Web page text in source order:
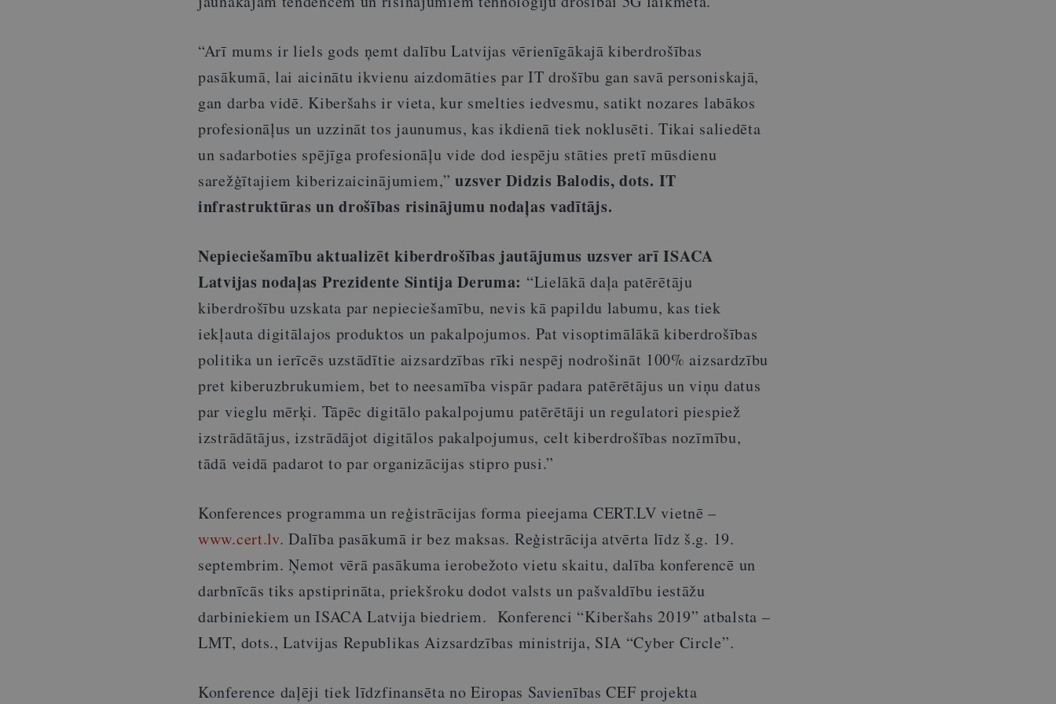
“Arī mums ir liels gods ņemt dalību Latvijas vērienīgākajā kiberdrošības
pasākumā, lai aicinātu ikvienu aizdomāties par IT drošību gan savā personiskajā,
gan darba vidē. Kiberšahs ir vieta, kur smelties iedvesmu, satikt nozares labākos
profesionāļus un uzzināt tos jaunumus, kas ikdienā tiek noklusēti. Tikai saliedēta
un sadarboties spējīga profesionāļu vide dod iespēju stāties pretī mūsdienu
sarežģītajiem kiberizaicinājumiem,”uzsver Didzis Balodis, dots. IT
infrastruktūras un drošības risinājumu nodaļas vadītājs.
Nepieciešamību aktualizēt kiberdrošības jautājumus uzsver arī ISACA
Latvijas nodaļas Prezidente Sintija Deruma: “Lielākā daļa patērētāju
kiberdrošību uzskata par nepieciešamību, nevis kā papildu labumu, kas tiek
iekļauta digitālajos produktos un pakalpojumos. Pat visoptimālākā kiberdrošības
politika un ierīcēs uzstādītie aizsardzības rīki nespēj nodrošināt 100% aizsardzību
pret kiberuzbrukumiem, bet to neesamība vispār padara patērētājus un viņu datus
par vieglu mērķi. Tāpēc digitālo pakalpojumu patērētāji un regulatori piespiež
izstrādātājus, izstrādājot digitālos pakalpojumus, celt kiberdrošības nozīmību,
tādā veidā padarot to par organizācijas stipro pusi.”
Konferences programma un reģistrācijas forma pieejama CERT.LV vietnē –
www.cert.lv. Dalība pasākumā ir bez maksas. Reģistrācija atvērta līdz š.g. 19.
septembrim. Ņemot vērā pasākuma ierobežoto vietu skaitu, dalība konferencē un
darbnīcās tiks apstiprināta, priekšroku dodot valsts un pašvaldību iestāžu
darbiniekiem un ISACA Latvija biedriem. Konferenci “Kiberšahs 2019” atbalsta –
LMT, dots., Latvijas Republikas Aizsardzības ministrija, SIA “Cyber Circle”.
Konference daļēji tiek līdzfinansēta no Eiropas Savienības CEF projekta